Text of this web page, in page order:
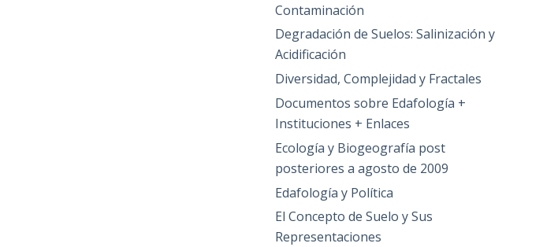
Contaminación
Degradación de Suelos: Salinización y
Acidificación
Diversidad, Complejidad y Fractales
Documentos sobre Edafología +
Instituciones + Enlaces
Ecología y Biogeografía post
posteriores a agosto de 2009
Edafología y Política
El Concepto de Suelo y Sus
Representaciones